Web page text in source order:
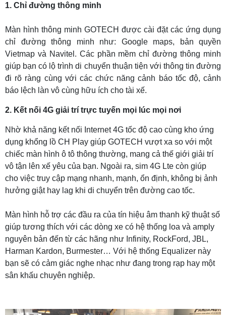
1. Chỉ đường thông minh
Màn hình thông minh GOTECH được cài đặt các ứng dụng
chỉ đường thông minh như: Google maps, bản quyền
Vietmap và Navitel. Các phần mềm chỉ đường thông minh
giúp bạn có lộ trình di chuyển thuận tiện với thông tin đường
đi rõ ràng cùng với các chức năng cảnh báo tốc độ, cảnh
báo lệch làn vô cùng hữu ích cho tài xế.
2. Kết nối 4G giải trí trực tuyến mọi lúc mọi nơi
Nhờ khả năng kết nối Internet 4G tốc độ cao cùng kho ứng
dụng khổng lồ CH Play giúp GOTECH vượt xa so với một
chiếc màn hình ô tô thông thường, mang cả thế giới giải trí
vô tận lên xế yêu của bạn. Ngoài ra, sim 4G Lte còn giúp
cho việc truy cập mạng nhanh, mạnh, ổn định, không bị ảnh
hưởng giật hay lag khi di chuyển trên đường cao tốc.
Màn hình hỗ trợ các đầu ra của tín hiệu âm thanh kỹ thuật số
giúp tương thích với các dòng xe có hệ thống loa và amply
nguyên bản đến từ các hãng như Infinity, RockFord, JBL,
Harman Kardon, Burmester… Với hệ thống Equalizer này
bạn sẽ có cảm giác nghe nhạc như đang trong rạp hay một
sân khấu chuyên nghiệp.